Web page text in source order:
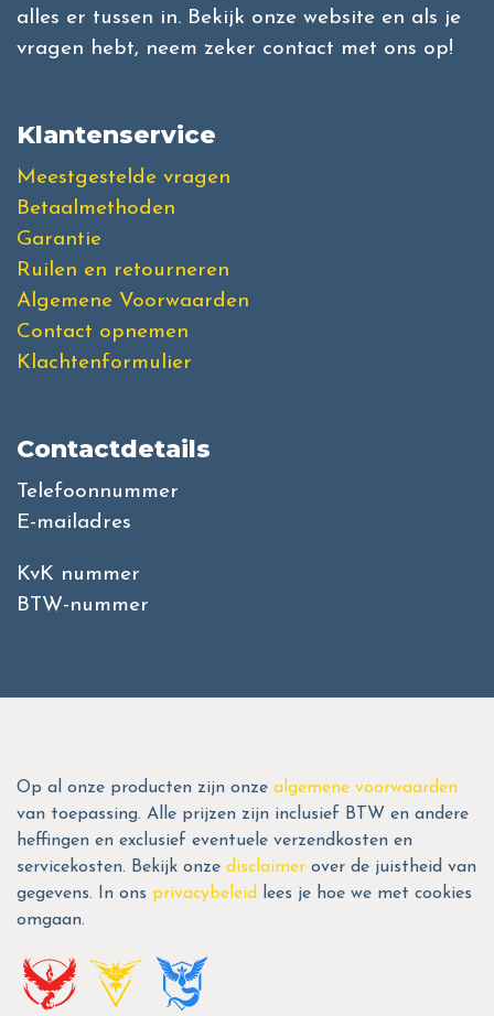
alles er tussen in. Bekijk onze website en als je
vragen hebt, neem zeker contact met ons op!
Klantenservice
Meestgestelde vragen
Betaalmethoden
Garantie
Ruilen en retourneren
Algemene Voorwaarden
Contact opnemen
Klachtenformulier
Contactdetails
Telefoonnummer
E-mailadres
KvK nummer
BTW-nummer
Op al onze producten zijn onze algemene voorwaarden
van toepassing. Alle prijzen zijn inclusief BTW en andere
heffingen en exclusief eventuele verzendkosten en
servicekosten. Bekijk onze disclaimer over de juistheid van
gegevens. In ons privacybeleid
lees je hoe we met cookies
omgaan.